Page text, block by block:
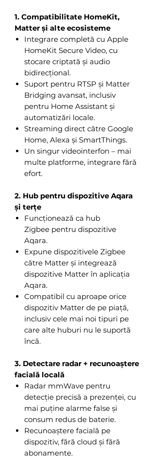
1. Compatibilitate HomeKit,
Matter și alte ecosisteme
Integrare completă cu Apple
HomeKit Secure Video, cu
stocare criptată și audio
bidirecțional.
Suport pentru RTSP și Matter
Bridging avansat, inclusiv
pentru Home Assistant și
automatizări locale.
Streaming direct către Google
Home, Alexa și SmartThings.
Un singur videointerfon – mai
multe platforme, integrare fără
efort.
2. Hub pentru dispozitive Aqara
și terțe
Funcționează ca hub
Zigbee pentru dispozitive
Aqara.
Expune dispozitivele Zigbee
către Matter și integrează
dispozitive Matter în aplicația
Aqara.
Compatibil cu aproape orice
dispozitiv Matter de pe piață,
inclusiv cele mai noi tipuri pe
care alte huburi nu le suportă
încă.
3. Detectare radar + recunoaștere
facială locală
Radar mmWave pentru
detecție precisă a prezenței, cu
mai puține alarme false și
consum redus de baterie.
Recunoaștere facială pe
dispozitiv, fără cloud și fără
abonamente.